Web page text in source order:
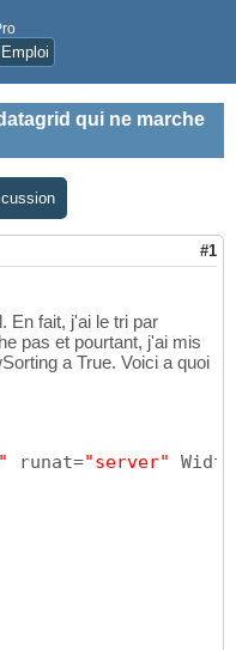
Emploi
qui ne marche
#1
En fait, j'ai le tri par
pas et pourtant, j'ai mis
a True. Voici a quoi
runat="server"